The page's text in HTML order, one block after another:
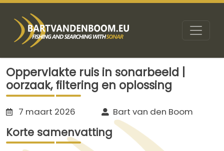
Oppervlakte ruis in sonarbeeld |
oorzaak, filtering en oplossing
7 maart 2026 Bart van den Boom
Korte samenvatting